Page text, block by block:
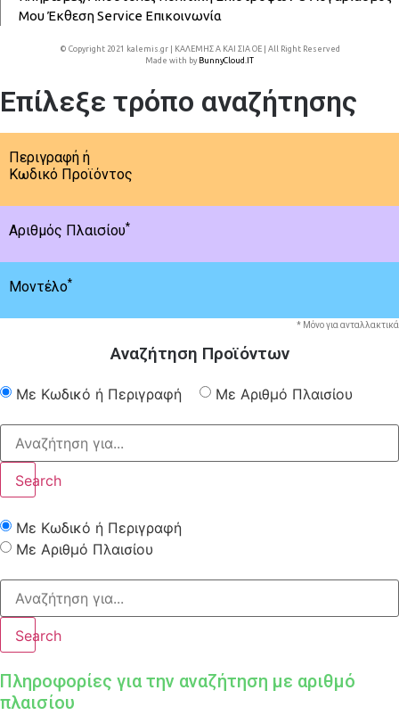
ΜουΈκθεσηService Επικοινωνία
© Copyright 2021 kalemis.gr | ΚΑΛΕΜΗΣ Α ΚΑΙ ΣΙΑ ΟΕ | All Right Reserved
Made with by BunnyCloud.IT
Επίλεξε τρόπο αναζήτησης
Περιγραφή ή
Κωδικό Προϊόντος
Αριθμός Πλαισίου*
Μοντέλο*
* Μόνο για ανταλλακτικά
Αναζήτηση Προϊόντων
Με Κωδικό ή Περιγραφή Με Αριθμό Πλαισίου
Search
Με Κωδικό ή Περιγραφή
Με Αριθμό Πλαισίου
Search
Πληροφορίες για την αναζήτηση με αριθμό
πλαισίου